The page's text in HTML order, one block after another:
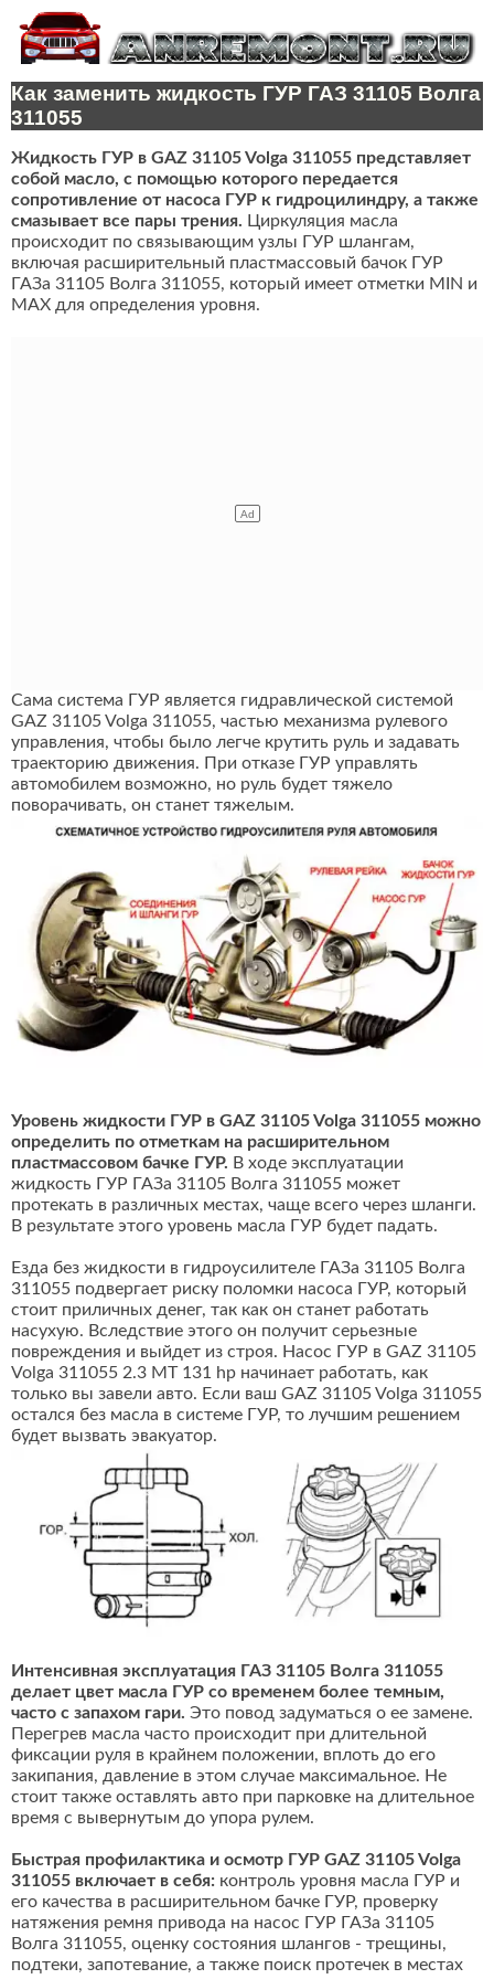
Как заменить жидкость ГУР ГАЗ 31105 Волга
311055
Жидкость ГУР в GAZ 31105 Volga 311055 представляет
собой масло, с помощью которого передается
сопротивление от насоса ГУР к гидроцилиндру, а также
смазывает все пары трения. Циркуляция масла
происходит по связывающим узлы ГУР шлангам,
включая расширительный пластмассовый бачок ГУР
ГАЗа 31105 Волга 311055, который имеет отметки MIN и
MAX для определения уровня.
Сама система ГУР является гидравлической системой
GAZ 31105 Volga 311055, частью механизма рулевого
управления, чтобы было легче крутить руль и задавать
траекторию движения. При отказе ГУР управлять
автомобилем возможно, но руль будет тяжело
поворачивать, он станет тяжелым.
Уровень жидкости ГУР в GAZ 31105 Volga 311055 можно
определить по отметкам на расширительном
пластмассовом бачке ГУР. В ходе эксплуатации
жидкость ГУР ГАЗа 31105 Волга 311055 может
протекать в различных местах, чаще всего через шланги.
В результате этого уровень масла ГУР будет падать.
Езда без жидкости в гидроусилителе ГАЗа 31105 Волга
311055 подвергает риску поломки насоса ГУР, который
стоит приличных денег, так как он станет работать
насухую. Вследствие этого он получит серьезные
повреждения и выйдет из строя. Насос ГУР в GAZ 31105
Volga 311055 2.3 MT 131 hp начинает работать, как
только вы завели авто. Если ваш GAZ 31105 Volga 311055
остался без масла в системе ГУР, то лучшим решением
будет вызвать эвакуатор.
Интенсивная эксплуатация ГАЗ 31105 Волга 311055
делает цвет масла ГУР со временем более темным,
часто с запахом гари. Это повод задуматься о ее замене.
Перегрев масла часто происходит при длительной
фиксации руля в крайнем положении, вплоть до его
закипания, давление в этом случае максимальное. Не
стоит также оставлять авто при парковке на длительное
время с вывернутым до упора рулем.
Быстрая профилактика и осмотр ГУР GAZ 31105 Volga
311055 включает в себя: контроль уровня масла ГУР и
его качества в расширительном бачке ГУР, проверку
натяжения ремня привода на насос ГУР ГАЗа 31105
Волга 311055, оценку состояния шлангов - трещины,
подтеки, запотевание, а также поиск протечек в местах